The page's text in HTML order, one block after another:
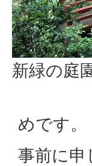
新緑の庭
めです。
事前に